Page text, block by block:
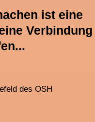
ist eine
Verbindung
des OSH